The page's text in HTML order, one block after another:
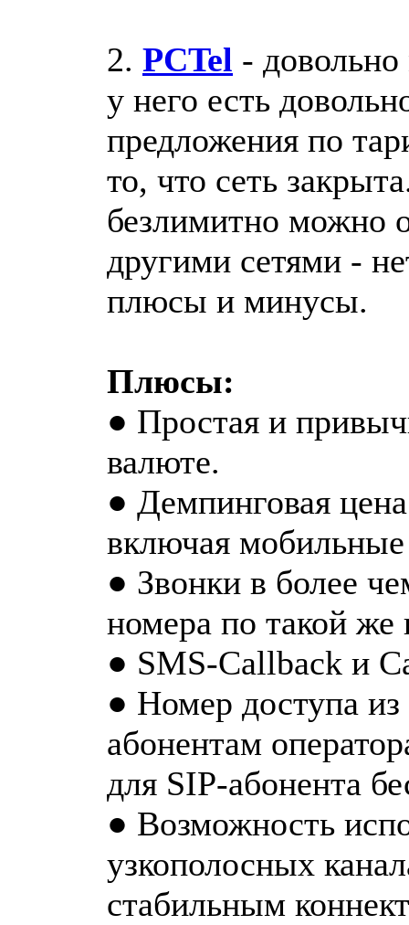
2. PCTel -
у него есть
предложения по
то, что сеть
безлимитно можно
другими сетями -
плюсы и минусы.
Плюсы:
● Простая и
валюте.
● Демпинговая
включая
● Звонки в более
номера по такой же
● SMS-Callback и
● Номер доступа
абонентам
для SIP-абонента
● Возможность
узкополосных
стабильным